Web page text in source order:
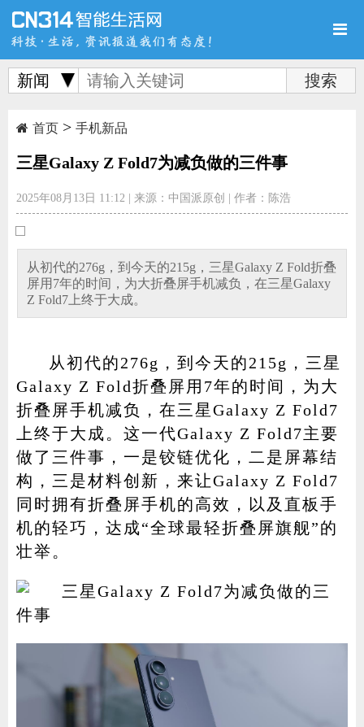
首页
家电 技巧 作者
登录 注册
新闻
首页> 手机新品
三星Galaxy Z Fold7为减负做的三件事
2025年08月13日 11:12 | 来源：中国派原创 | 作者：陈浩
从初代的276g，到今天的215g，三星Galaxy Z Fold折叠
屏用7年的时间，为大折叠屏手机减负，在三星Galaxy
Z Fold7上终于大成。
从初代的276g，到今天的215g，三星
Galaxy Z Fold折叠屏用7年的时间，为大
折叠屏手机减负，在三星Galaxy Z Fold7
上终于大成。这一代Galaxy Z Fold7主要
做了三件事，一是铰链优化，二是屏幕结
构，三是材料创新，来让Galaxy Z Fold7
同时拥有折叠屏手机的高效，以及直板手
机的轻巧，达成“全球最轻折叠屏旗舰”的
壮举。